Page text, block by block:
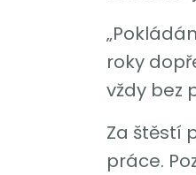
roky
vždy bez
Za štěstí
práce.